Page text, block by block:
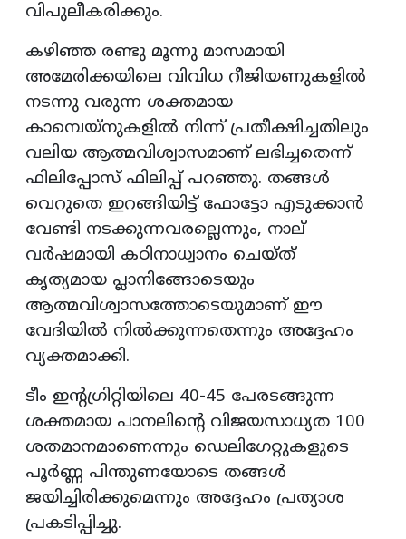
വിപുലീകരിക്കും.
കഴിഞ്ഞ രണ്ടു മൂന്നു മാസമായി
അമേരിക്കയിലെ വിവിധ റീജിയണുകളിൽ
നടന്നു വരുന്ന ശക്തമായ
കാമ്പെയ്നുകളിൽ നിന്ന് പ്രതീക്ഷിച്ചതിലും
വലിയ ആത്മവിശ്വാസമാണ് ലഭിച്ചതെന്ന്
ഫിലിപ്പോസ് ഫിലിപ്പ് പറഞ്ഞു. തങ്ങൾ
വെറുതെ ഇറങ്ങിയിട്ട് ഫോട്ടോ എടുക്കാൻ
വേണ്ടി നടക്കുന്നവരല്ലെന്നും, നാല്
വർഷമായി കഠിനാധ്വാനം ചെയ്ത്
കൃത്യമായ പ്ലാനിങ്ങോടെയും
ആത്മവിശ്വാസത്തോടെയുമാണ് ഈ
വേദിയിൽ നിൽക്കുന്നതെന്നും അദ്ദേഹം
വ്യക്തമാക്കി.
ടീം ഇന്റഗ്രിറ്റിയിലെ 40-45 പേരടങ്ങുന്ന
ശക്തമായ പാനലിന്റെ വിജയസാധ്യത 100
ശതമാനമാണെന്നും ഡെലിഗേറ്റുകളുടെ
പൂർണ്ണ പിന്തുണയോടെ തങ്ങൾ
ജയിച്ചിരിക്കുമെന്നും അദ്ദേഹം പ്രത്യാശ
പ്രകടിപ്പിച്ചു.